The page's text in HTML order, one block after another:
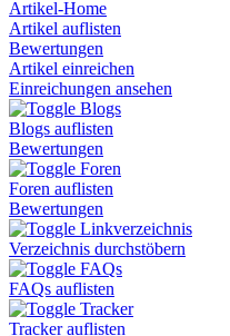
Artikel-Home
Artikel auflisten
Bewertungen
Artikel einreichen
Einreichungen ansehen
Blogs
Blogs auflisten
Bewertungen
Foren
Foren auflisten
Bewertungen
Linkverzeichnis
Verzeichnis durchstöbern
FAQs
FAQs auflisten
Tracker
Tracker auflisten